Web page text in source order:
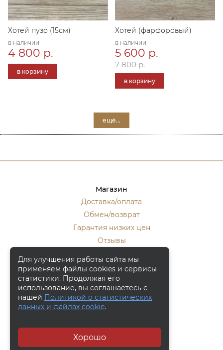
Хотей пузо (15см)
в наличии
4 800 р.
в корзину
Хотей (фарфоровый)
в наличии
5 600 р.
7 800 р.
в корзину
ещё...
Магазин
Доставка/оплата
Обмен/возврат
Гарантия низких цен
Отзывы
Контакты
Москва, ул. Кулакова 20, к.1.
+7 (916) 133-50-10
Заказать обратный звонок
Для улучшения работы сайта мы
применяем файлы cookies и сервисы
статистики. Продолжая его
использование, вы соглашаетесь с
нашей Политикой о статистических
данных и файлах cookie.
Хорошо